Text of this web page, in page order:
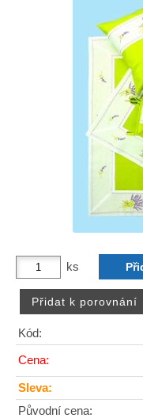
ks
Kód:
Cena:
Sleva:
Původní cena: